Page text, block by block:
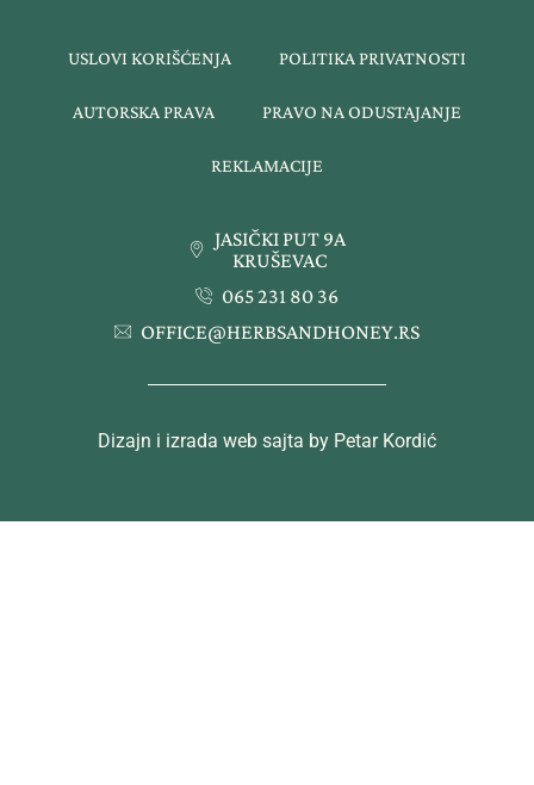
USLOVI KORIŠĆENJA POLITIKA PRIVATNOSTI
AUTORSKA PRAVA PRAVO NA ODUSTAJANJE
REKLAMACIJE
JASIČKI PUT 9A
KRUŠEVAC
065 231 80 36
OFFICE@HERBSANDHONEY.RS
Dizajn i izrada web sajta by Petar Kordić